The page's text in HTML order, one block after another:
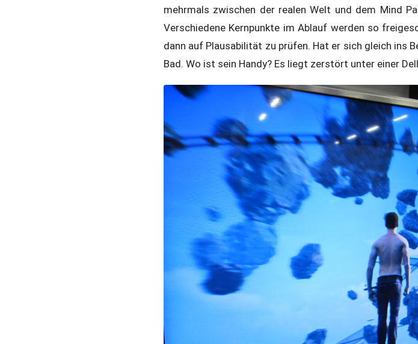
mehrmals zwischen der realen Welt und dem Mind
Verschiedene Kernpunkte im Ablauf werden so
dann auf Plausabilität zu prüfen. Hat er sich gleich ins
Bad. Wo ist sein Handy? Es liegt zerstört unter einer